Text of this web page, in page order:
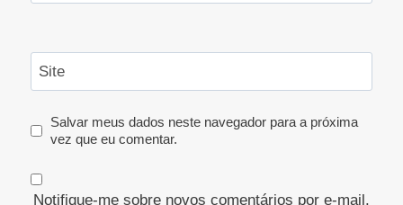
Site
Salvar meus dados neste navegador para a próxima
vez que eu comentar.
Notifique-me sobre novos comentários por e-mail.